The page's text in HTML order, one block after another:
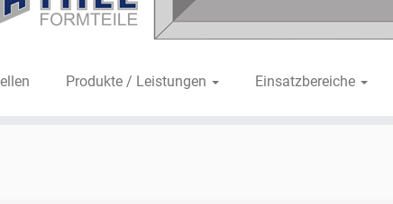
Produkte / Leistungen Einsatzbereiche